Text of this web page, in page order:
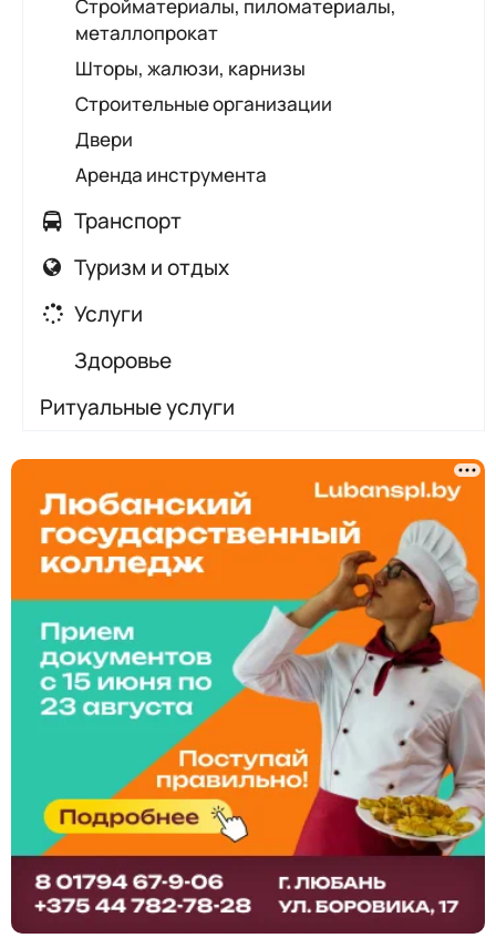
Стройматериалы, пиломатериалы,
металлопрокат
Шторы, жалюзи, карнизы
Строительные организации
Двери
Аренда инструмента
Транспорт
Автобусы и жд
Маршрутные такси, маршрутки
Такси
Грузоперевозки
Туризм и отдых
Агроусадьбы
Гостиницы
Квартиры на сутки
Страхование
Услуги
Изготовление печатей и штампов
Пожарная, экологическая безопасность
Ремонт и реставрация мебели
Ремонт велосипедов
Ремонт одежды и обуви
Ремонт техники
Ремонт часов
Ручная работа
Фото / видео
Химчистки и прачечные
Ювелирные мастерские
Юридические услуги
Ландшафтный дизайн, благоустройство
Сантехнические услуги
Клининг, уборка
Здоровье
Медицинские центры
Стоматологии
Оптика и медтехника
Здравоохранение
Ритуальные услуги